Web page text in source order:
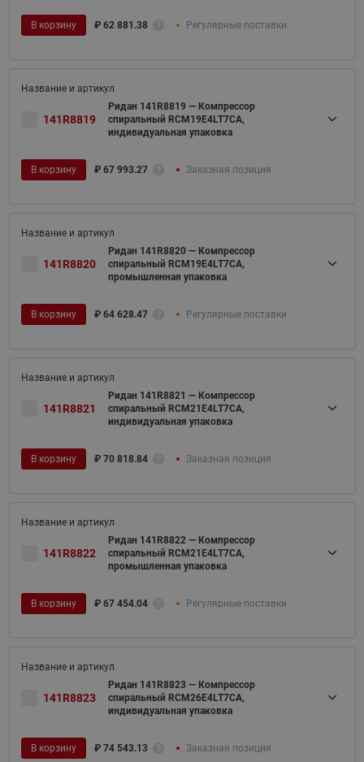
В корзину ₽ 62 881.38 Регулярные поставки
141R8819
Ридан 141R8819 — Компрессор
спиральный RCM19E4LT7CA,
индивидуальная упаковка
В корзину ₽ 67 993.27 Заказная позиция
141R8820
Ридан 141R8820 — Компрессор
спиральный RCM19E4LT7CA,
промышленная упаковка
В корзину ₽ 64 628.47 Регулярные поставки
141R8821
Ридан 141R8821 — Компрессор
спиральный RCM21E4LT7CA,
индивидуальная упаковка
В корзину ₽ 70 818.84 Заказная позиция
141R8822
Ридан 141R8822 — Компрессор
спиральный RCM21E4LT7CA,
промышленная упаковка
В корзину ₽ 67 454.04 Регулярные поставки
141R8823
Ридан 141R8823 — Компрессор
спиральный RCM26E4LT7CA,
индивидуальная упаковка
В корзину ₽ 74 543.13 Заказная позиция